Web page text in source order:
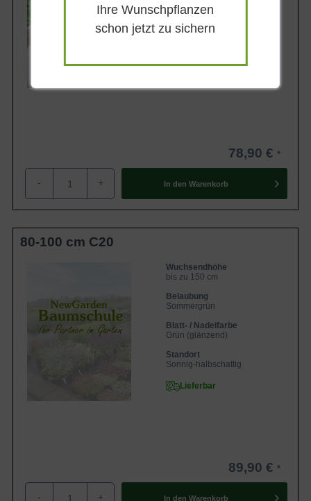
Blatt- / Nadelfarbe
78,90 €
- + In den Warenkorb
80-100 cm C20
Wuchsendhöhe
bis zu 150 cm
Belaubung
Sommergrün
Blatt- / Nadelfarbe
Grün (glänzend)
Standort
Sonnig-halbschattig
Lieferbar
89,90 €
- + In den Warenkorb
Ihre Wunschpflanzen
schon jetzt zu sichern